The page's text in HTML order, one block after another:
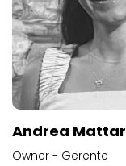
Andrea Mattar
Owner - Gerente